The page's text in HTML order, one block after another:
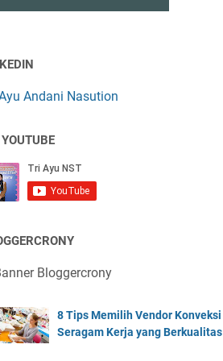
Andani Nasution
8 Tips Memilih Vendor Konveksi
Seragam Kerja yang Berkualitas